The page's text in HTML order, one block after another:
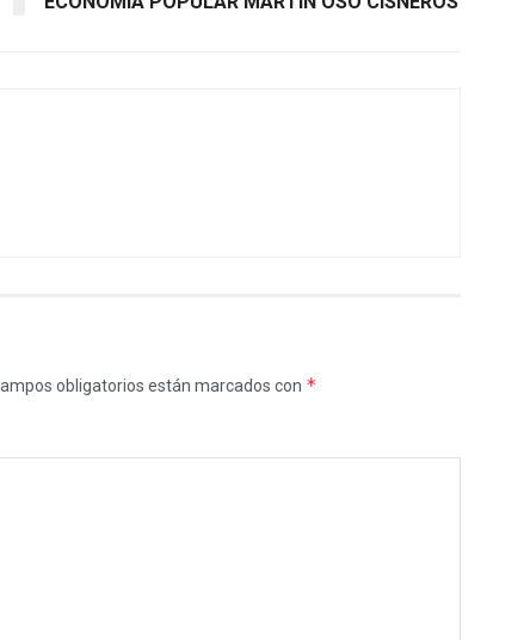
obligatorios están marcados con *